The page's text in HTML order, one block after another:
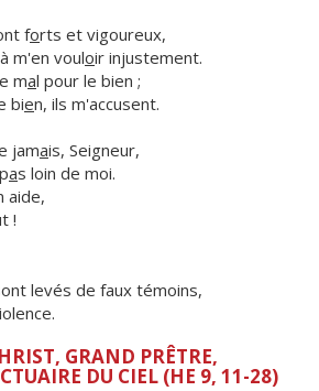
forts et vigoureux,
m'en vouloir injustement.
mal pour le bien ;
bien, ils m'accusent.
jamais, Seigneur,
as loin de moi.
aide,
!
levés de faux témoins,
GRAND PRÊTRE,
DU CIEL (HE 9, 11-28)